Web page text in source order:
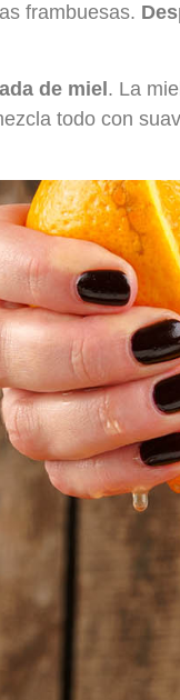
frambuesas.
de miel. La
todo con